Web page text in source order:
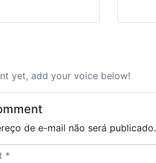
yet, add your voice below!
de e-mail não será publicado.